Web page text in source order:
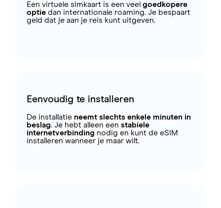
Een virtuele simkaart is een veel goedkopere
optiedan internationale roaming. Je bespaart
geld dat je aan je reis kunt uitgeven.
Eenvoudig te installeren
De installatie neemt slechts enkele minuten in
beslag. Je hebt alleen een stabiele
internetverbinding nodig en kunt de eSIM
installeren wanneer je maar wilt.